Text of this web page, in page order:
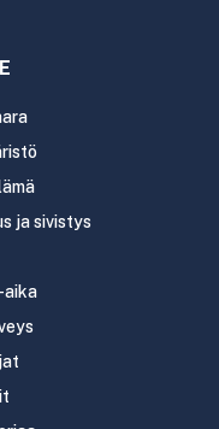
ja sivistys
aika